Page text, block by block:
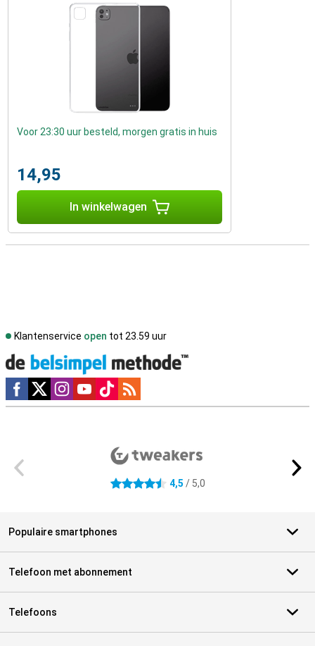
Voor 23:30 uur besteld, morgen gratis in huis
14,95
In winkelwagen
Klantenservice open tot 23.59 uur
Social media
4.5 sterren 4,5 / 5,0
Populaire smartphones
Telefoon met abonnement
Telefoons